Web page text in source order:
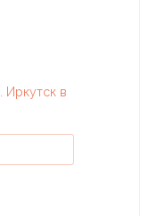
Иркутск в